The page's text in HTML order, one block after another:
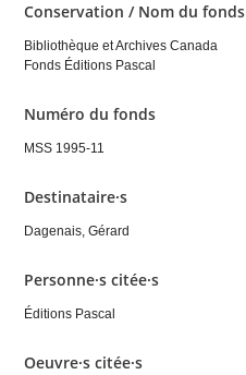
Conservation / Nom du fonds
Bibliothèque et Archives Canada
Fonds Éditions Pascal
Numéro du fonds
MSS 1995-11
Destinataire·s
Dagenais, Gérard
Personne·s citée·s
Éditions Pascal
Oeuvre·s citée·s